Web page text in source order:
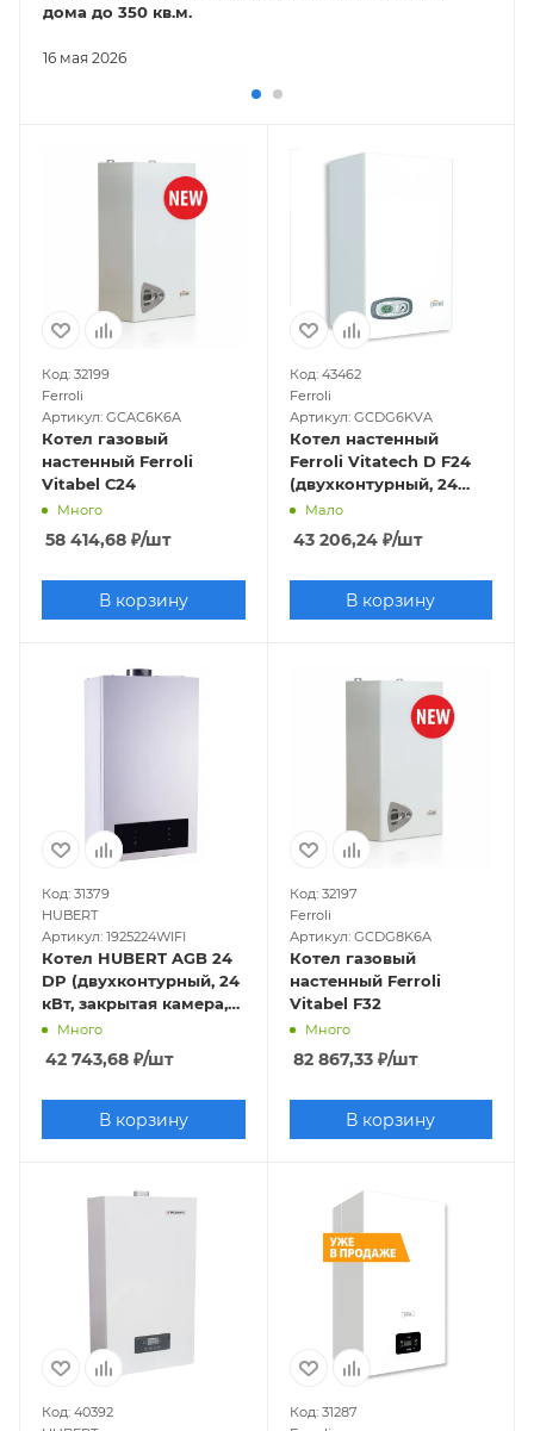
16 мая 2026
дома до 350 кв.м.
Код: 32199
Ferroli
Артикул: GCAC6K6A
Котел газовый
настенный Ferroli
Vitabel С24
Много
58 414,68 ₽/шт
В корзину
Код: 43462
Ferroli
Артикул: GCDG6KVA
Котел настенный
Ferroli Vitatech D F24
(двухконтурный, 24
кВт, закрытая камера,
про-во Китай)
Мало
43 206,24₽/шт
В корзину
Код: 31379
HUBERT
Артикул: 1925224WIFI
Котел HUBERT AGB 24
DP (двухконтурный, 24
кВт, закрытая камера,
латунная
гидрогруппа), Wi-F
Много
42 743,68 ₽/шт
В корзину
Код: 32197
Ferroli
Артикул: GCDG8K6A
Котел газовый
настенный Ferroli
Vitabel F32
Много
82 867,33₽/шт
В корзину
Код: 40392
Код: 31287